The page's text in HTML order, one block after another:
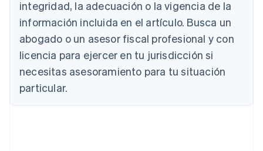
integridad, la adecuación o la vigencia de la
información incluida en el artículo. Busca un
abogado o un asesor fiscal profesional y con
licencia para ejercer en tu jurisdicción si
necesitas asesoramiento para tu situación
particular.
DeutschEnglish
Bélgica
Nederlands FrançaisDeutsch English
Brasil
Português English
Bulgaria
English
Canadá
China continental